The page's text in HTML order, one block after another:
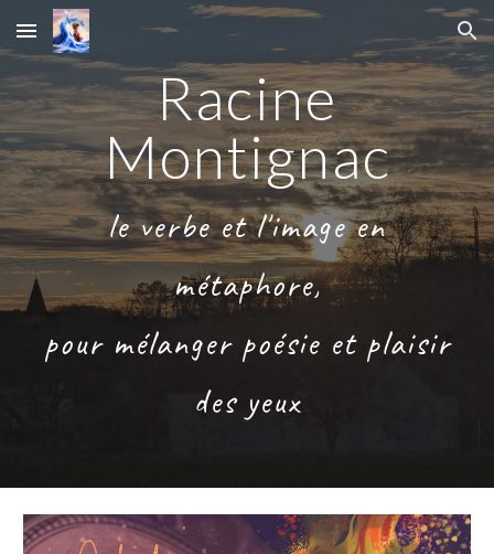
Skip to main content Skip to navigation
Racine
Montignac
le verbe et l'image en
métaphore,
pour mélanger poésie et plaisir
des yeux